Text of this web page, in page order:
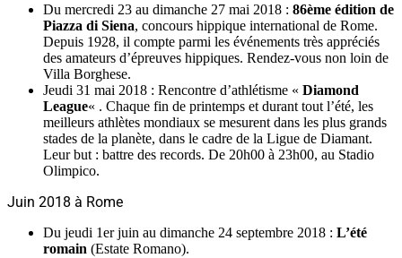
Du mercredi 23 au dimanche 27 mai 2018 : 86ème édition de
Piazza di Siena, concours hippique international de Rome.
Depuis 1928, il compte parmi les événements très appréciés
des amateurs d’épreuves hippiques. Rendez-vous non loin de
Villa Borghese.
Jeudi 31 mai 2018 : Rencontre d’athlétisme « Diamond
League« . Chaque fin de printemps et durant tout l’été, les
meilleurs athlètes mondiaux se mesurent dans les plus grands
stades de la planète, dans le cadre de la Ligue de Diamant.
Leur but : battre des records. De 20h00 à 23h00, au Stadio
Olimpico.
Juin 2018 à Rome
Du jeudi 1er juin au dimanche 24 septembre 2018 : L’été
romain (Estate Romano).